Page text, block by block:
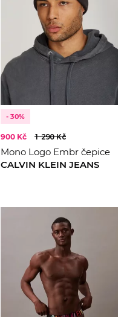
- 30%
900 Kč 1 290 Kč
Mono Logo Embr čepice
CALVIN KLEIN JEANS